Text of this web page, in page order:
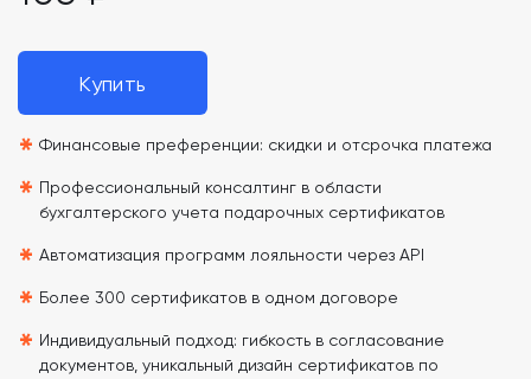
Купить
* Финансовые преференции: скидки и отсрочка платежа
* Профессиональный консалтинг в области
бухгалтерского учета подарочных сертификатов
* Автоматизация программ лояльности через API
* Более 300 сертификатов в одном договоре
* Индивидуальный подход: гибкость в согласование
документов, уникальный дизайн сертификатов по